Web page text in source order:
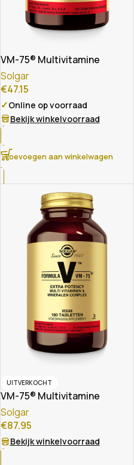
VM-75® Multivitamine
Solgar
€47.15
✓Online op voorraad
Bekijk winkelvoorraad
Toevoegen aan winkelwagen
UITVERKOCHT
VM-75® Multivitamine
Solgar
€87.95
Bekijk winkelvoorraad